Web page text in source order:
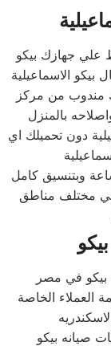
علي جهازك بيكو
بيكو الاسماعيلية
مندوب من مركز
بالمنزل
دون تحميلك اي
وبتنسيق كامل
في مختلف مناطق
بيكو في مصر
الخاصة
صيانه بيكو